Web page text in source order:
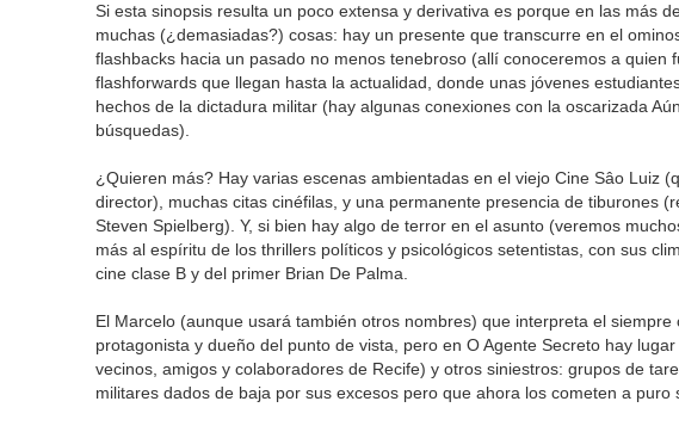
Si esta sinopsis resulta un poco extensa y derivativa es porque en las más
muchas (¿demasiadas?) cosas: hay un presente que transcurre en el
flashbacks hacia un pasado no menos tenebroso (allí conoceremos a quien
flashforwards que llegan hasta la actualidad, donde unas jóvenes
hechos de la dictadura militar (hay algunas conexiones con la oscarizada
búsquedas).
¿Quieren más? Hay varias escenas ambientadas en el viejo Cine Sâo Luiz
director), muchas citas cinéfilas, y una permanente presencia de tiburones
Steven Spielberg). Y, si bien hay algo de terror en el asunto (veremos
más al espíritu de los thrillers políticos y psicológicos setentistas, con sus
cine clase B y del primer Brian De Palma.
El Marcelo (aunque usará también otros nombres) que interpreta el
protagonista y dueño del punto de vista, pero en O Agente Secreto hay
vecinos, amigos y colaboradores de Recife) y otros siniestros: grupos de
militares dados de baja por sus excesos pero que ahora los cometen a puro